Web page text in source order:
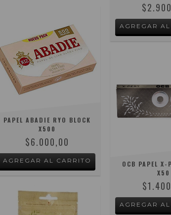
PAPEL ABADIE RYO BLOCK
X500
$6.000,00
OCB PAPEL
X50